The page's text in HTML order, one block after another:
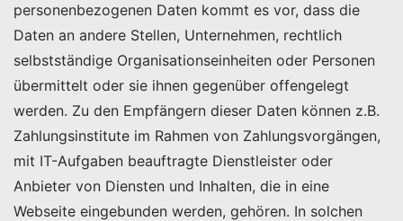
personenbezogenen Daten kommt es vor, dass die
Daten an andere Stellen, Unternehmen, rechtlich
selbstständige Organisationseinheiten oder Personen
übermittelt oder sie ihnen gegenüber offengelegt
werden. Zu den Empfängern dieser Daten können z.B.
Zahlungsinstitute im Rahmen von Zahlungsvorgängen,
mit IT-Aufgaben beauftragte Dienstleister oder
Anbieter von Diensten und Inhalten, die in eine
Webseite eingebunden werden, gehören. In solchen